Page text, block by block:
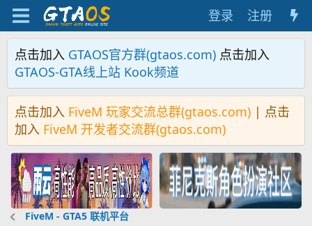
登录 注册
点击加入 GTAOS官方群(gtaos.com) 点击加入
GTAOS-GTA线上站 Kook频道
点击加入 FiveM 玩家交流总群(gtaos.com) | 点击
加入 FiveM 开发者交流群(gtaos.com)
FiveM - GTA5 联机平台